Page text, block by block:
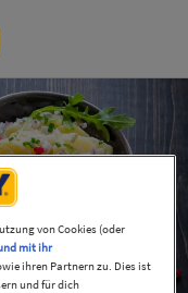
von Cookies (oder
mit ihr
ihren Partnern zu. Dies ist
und für dich